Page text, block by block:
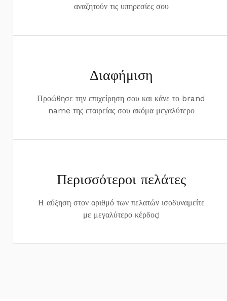
αναζητούν τις υπηρεσίες σου
Διαφήμιση
Προώθησε την επιχείρηση σου και κάνε το brand
name της εταιρείας σου ακόμα μεγαλύτερο
Περισσότεροι πελάτες
Η αύξηση στον αριθμό των πελατών ισοδυναμείτε
με μεγαλύτερο κέρδος!